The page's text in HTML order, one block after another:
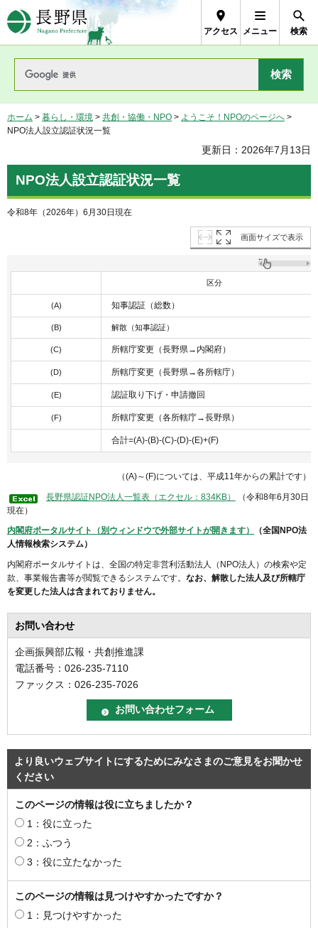
長野県Nagano Prefecture
アクセス メニュー 検索
ホーム > 暮らし・環境 > 共創・協働・NPO > ようこそ！NPOのページへ >
NPO法人設立認証状況一覧
更新日：2026年7月13日
NPO法人設立認証状況一覧
令和8年（2026年）6月30日現在
画面サイズで表示
区分
(A) 知事認証（総数）
(B) 解散（知事認証）
(C) 所轄庁変更（長野県→内閣府）
(D) 所轄庁変更（長野県→各所轄庁）
(E) 認証取り下げ・申請撤回
(F) 所轄庁変更（各所轄庁→長野県）
合計=(A)-(B)-(C)-(D)-(E)+(F)
（(A)～(F)については、平成11年からの累計です）
長野県認証NPO法人一覧表（エクセル：834KB）
（令和8年6月30日
現在）
内閣府ポータルサイト（別ウィンドウで外部サイトが開きます）
（全国NPO法
人情報検索システム）
内閣府ポータルサイトは、全国の特定非営利活動法人（NPO法人）の検索や定
款、事業報告書等が閲覧できるシステムです。 なお、解散した法人及び所轄庁
を変更した法人は含まれておりません。
お問い合わせ
企画振興部広報・共創推進課
電話番号：026-235-7110
ファックス：026-235-7026
より良いウェブサイトにするためにみなさまのご意見をお聞かせ
ください
このページの情報は役に立ちましたか？
1：役に立った
2：ふつう
3：役に立たなかった
このページの情報は見つけやすかったですか？
1：見つけやすかった